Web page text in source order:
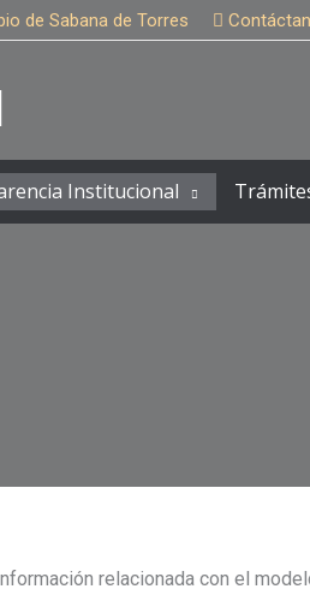
de Sabana de Torres
Institucional
relacionada con el